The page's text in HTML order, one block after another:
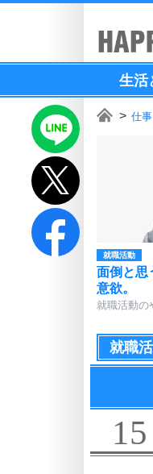
生活
仕
就職活動
面倒と思
意欲。
就職活動の
就職
15